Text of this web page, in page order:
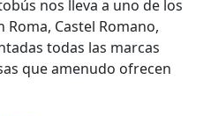
nos lleva a uno de los
Castel Romano,
todas las marcas
que amenudo ofrecen